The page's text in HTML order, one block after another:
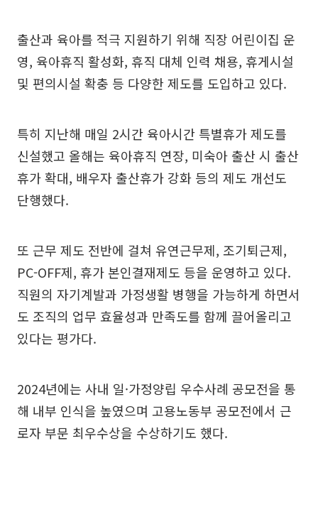
출산과 육아를 적극 지원하기 위해 직장 어린이집 운
영, 육아휴직 활성화, 휴직 대체 인력 채용, 휴게시설
및 편의시설 확충 등 다양한 제도를 도입하고 있다.
특히 지난해 매일 2시간 육아시간 특별휴가 제도를
신설했고 올해는 육아휴직 연장, 미숙아 출산 시 출산
휴가 확대, 배우자 출산휴가 강화 등의 제도 개선도
단행했다.
또 근무 제도 전반에 걸쳐 유연근무제, 조기퇴근제,
PC-OFF제, 휴가 본인결재제도 등을 운영하고 있다.
직원의 자기계발과 가정생활 병행을 가능하게 하면서
도 조직의 업무 효율성과 만족도를 함께 끌어올리고
있다는 평가다.
2024년에는 사내 일·가정양립 우수사례 공모전을 통
해 내부 인식을 높였으며 고용노동부 공모전에서 근
로자 부문 최우수상을 수상하기도 했다.